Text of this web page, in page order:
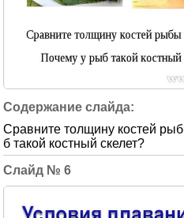
Сравните толщину костей
б такой костный скелет?
6